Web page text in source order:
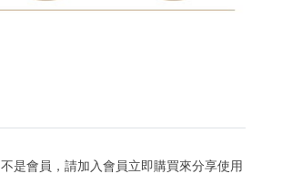
是會員，請加入會員立即購買來分享使用